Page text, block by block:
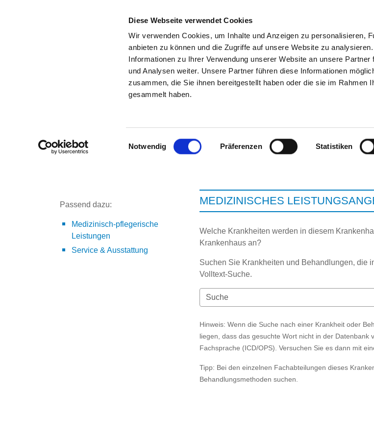
Diese Webseite verwendet Cookies
Wir verwenden Cookies, um Inhalte und Anzeigen zu personalisieren,
anbieten zu können und die Zugriffe auf unsere Website zu
Informationen zu Ihrer Verwendung unserer Website an unsere
und Analysen weiter. Unsere Partner führen diese Informationen
zusammen, die Sie ihnen bereitgestellt haben oder die sie im Rahmen
gesammelt haben.
Einwilligungsauswahl
Notwendig Präferenzen Statistiken
SUCHEN TIPPS & HILFE
Zur Krankenhaus-Startseite
Passend dazu:
Medizinisch-pflegerische
Leistungen
Service & Ausstattung
MEDIZINISCHES
Welche Krankheiten werden in diesem
Krankenhaus an?
Suchen Sie Krankheiten und Behandlungen, die
Volltext-Suche.
Hinweis: Wenn die Suche nach einer Krankheit oder
liegen, dass das gesuchte Wort nicht in der
Fachsprache (ICD/OPS). Versuchen Sie es dann mit
Tipp: Bei den einzelnen Fachabteilungen dieses
Behandlungsmethoden suchen.